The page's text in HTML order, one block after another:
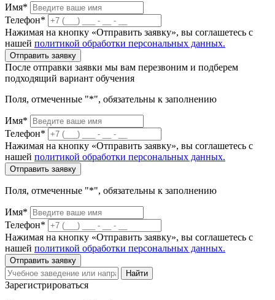
Имя*
Телефон*
Нажимая на кнопку «Отправить заявку», вы соглашетесь с
нашей политикой обработки персональных данных.
Отправить заявку
После отправки заявки мы вам перезвоним и подберем
подходящий вариант обучения
Поля, отмеченные "*", обязательны к заполнению
Имя*
Телефон*
Нажимая на кнопку «Отправить заявку», вы соглашетесь с
нашей политикой обработки персональных данных.
Отправить заявку
Поля, отмеченные "*", обязательны к заполнению
Имя*
Телефон*
Нажимая на кнопку «Отправить заявку», вы соглашетесь с
нашей политикой обработки персональных данных.
Отправить заявку
Найти
Зарегистрироваться